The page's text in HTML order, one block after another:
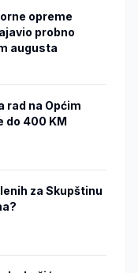
opreme
probno
augusta
rad na Općim
do 400 KM
za Skupštinu